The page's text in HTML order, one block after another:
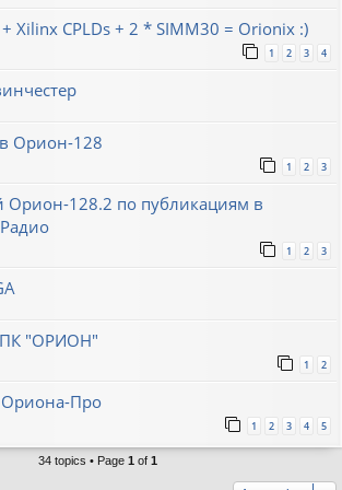
Xilinx CPLDs + 2 * SIMM30 = Orionix :)
1 2 3 4
Орион-128
1 2 3
Орион-128.2 по публикациям в
1 2 3
ПК "ОРИОН"
1 2
Про
1 2 3 4 5
34 topics • Page 1 of 1